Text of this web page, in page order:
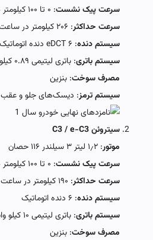
سرعت پیک نشست: ۰ تا ۱۰۰ کیلومتر در ۸٫۹ ثانیه
سرعت حداکثر: ۲۰۶ کیلومتر در ساعت
سیستم دنده: eDCT ۶ دنده اتوماتیک
سیستم باتری: باتری لیتیمی ۰.۸۹ کیلو وات‌ساعت
مصرف سوخت: بنزین
سیستم ترمز: دیسک‌های جلو و عقب
سیتروئن C3 / e-C3
موتور: ۱٫۲ لیتر ۳ سیلندر ۱۱۶ حصان
سرعت پیک نشست: ۰ تا ۱۰۰ کیلومتر در ۹٫۳ ثانیه
سرعت حداکثر: ۱۹۰ کیلومتر در ساعت
سیستم دنده: ۶ دنده اتوماتیک
سیستم باتری: باتری لیتیمی ۱۰ کیلو وات‌ساعت (در نسخه e-C3)
مصرف سوخت: بنزین